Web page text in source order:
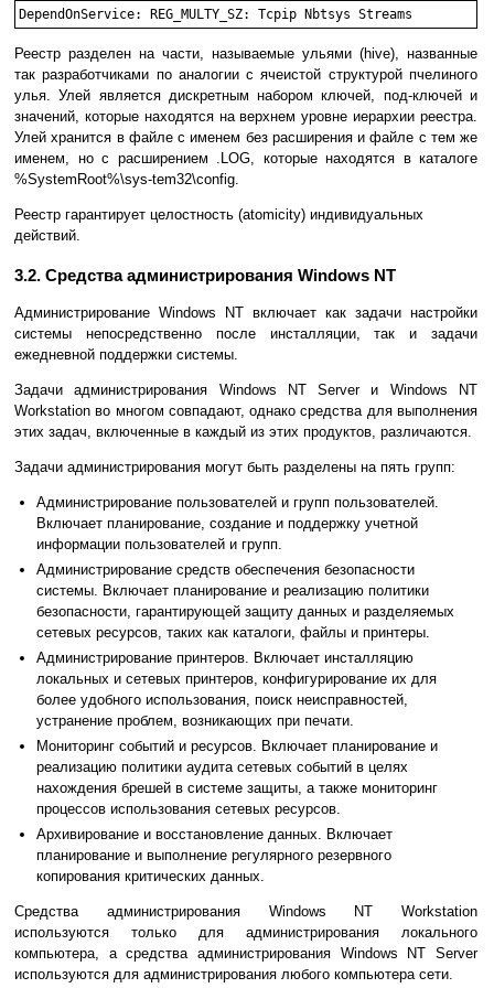
Реестр разделен на части, называемые ульями (hive), названные
так разработчиками по аналогии с ячеистой структурой пчелиного
улья. Улей является дискретным набором ключей, под-ключей и
значений, которые находятся на верхнем уровне иерархии реестра.
Улей хранится в файле с именем без расширения и файле с тем же
именем, но с расширением .LOG, которые находятся в каталоге
%SystemRoot%\sys-tem32\config.
Реестр гарантирует целостность (atomicity) индивидуальных
действий.
3.2. Средства администрирования Windows NT
Администрирование Windows NT включает как задачи настройки
системы непосредственно после инсталляции, так и задачи
ежедневной поддержки системы.
Задачи администрирования Windows NT Server и Windows NT
Workstation во многом совпадают, однако средства для выполнения
этих задач, включенные в каждый из этих продуктов, различаются.
Задачи администрирования могут быть разделены на пять групп:
Администрирование пользователей и групп пользователей.
Включает планирование, создание и поддержку учетной
информации пользователей и групп.
Администрирование средств обеспечения безопасности
системы. Включает планирование и реализацию политики
безопасности, гарантирующей защиту данных и разделяемых
сетевых ресурсов, таких как каталоги, файлы и принтеры.
Администрирование принтеров. Включает инсталляцию
локальных и сетевых принтеров, конфигурирование их для
более удобного использования, поиск неисправностей,
устранение проблем, возникающих при печати.
Мониторинг событий и ресурсов. Включает планирование и
реализацию политики аудита сетевых событий в целях
нахождения брешей в системе защиты, а также мониторинг
процессов использования сетевых ресурсов.
Архивирование и восстановление данных. Включает
планирование и выполнение регулярного резервного
копирования критических данных.
Средства администрирования Windows NT Workstation
используются только для администрирования локального
компьютера, а средства администрирования Windows NT Server
используются для администрирования любого компьютера сети.